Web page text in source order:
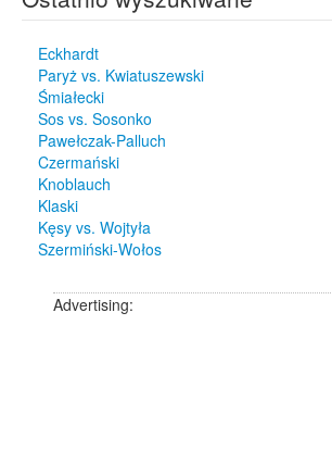
Eckhardt
Paryż vs. Kwiatuszewski
Śmiałecki
Sos vs. Sosonko
Pawełczak-Palluch
Czermański
Knoblauch
Klaski
Kęsy vs. Wojtyła
Szermiński-Wołos
Advertising: